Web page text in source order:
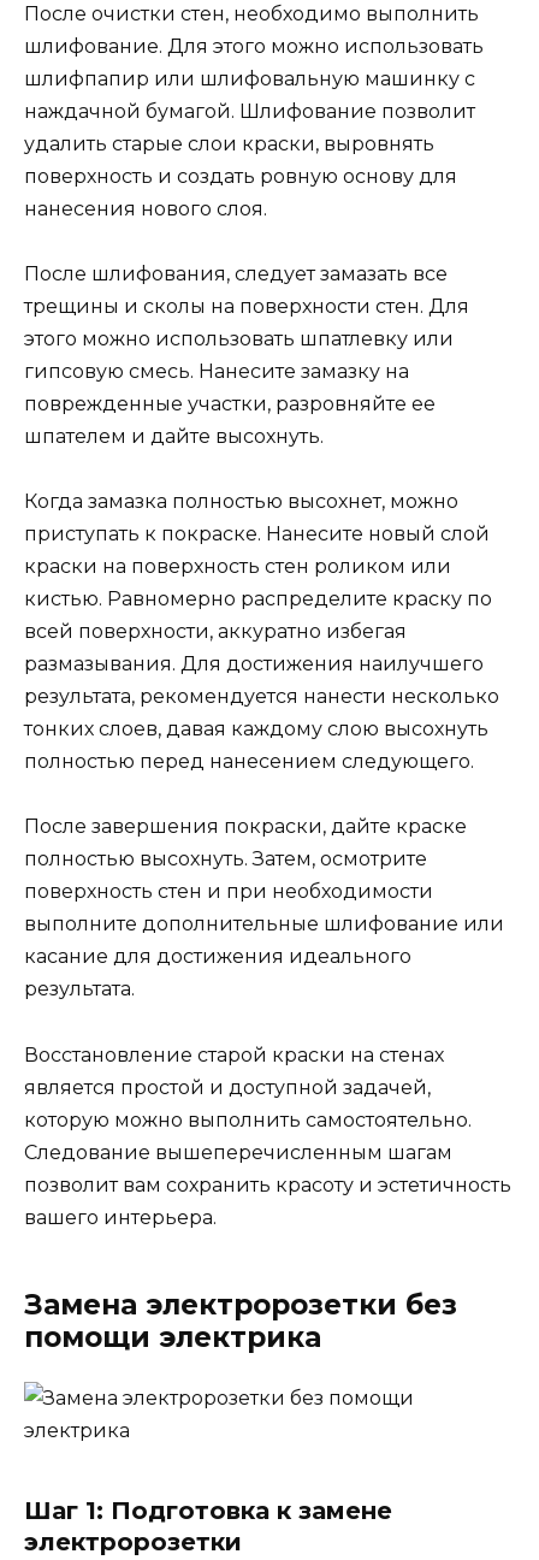
После очистки стен, необходимо выполнить
шлифование. Для этого можно использовать
шлифпапир или шлифовальную машинку с
наждачной бумагой. Шлифование позволит
удалить старые слои краски, выровнять
поверхность и создать ровную основу для
нанесения нового слоя.
После шлифования, следует замазать все
трещины и сколы на поверхности стен. Для
этого можно использовать шпатлевку или
гипсовую смесь. Нанесите замазку на
поврежденные участки, разровняйте ее
шпателем и дайте высохнуть.
Когда замазка полностью высохнет, можно
приступать к покраске. Нанесите новый слой
краски на поверхность стен роликом или
кистью. Равномерно распределите краску по
всей поверхности, аккуратно избегая
размазывания. Для достижения наилучшего
результата, рекомендуется нанести несколько
тонких слоев, давая каждому слою высохнуть
полностью перед нанесением следующего.
После завершения покраски, дайте краске
полностью высохнуть. Затем, осмотрите
поверхность стен и при необходимости
выполните дополнительные шлифование или
касание для достижения идеального
результата.
Восстановление старой краски на стенах
является простой и доступной задачей,
которую можно выполнить самостоятельно.
Следование вышеперечисленным шагам
позволит вам сохранить красоту и эстетичность
вашего интерьера.
Замена электророзетки без
помощи электрика
Шаг 1: Подготовка к замене
электророзетки